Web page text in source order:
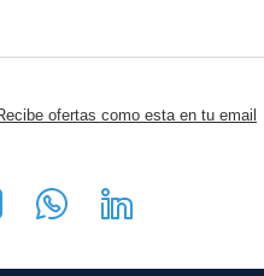
ofertas como esta en tu email